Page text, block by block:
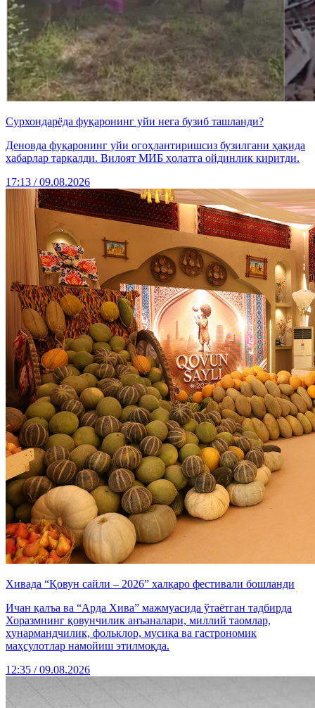
Сурхондарёда фуқаронинг уйи нега бузиб ташланди?
Деновда фуқаронинг уйи огоҳлантиришсиз бузилгани ҳақида
хабарлар тарқалди. Вилоят МИБ ҳолатга ойдинлик киритди.
17:13 / 09.08.2026
Хивада “Қовун сайли – 2026” халқаро фестивали бошланди
Ичан қалъа ва “Арда Хива” мажмуасида ўтаётган тадбирда
Хоразмнинг қовунчилик анъаналари, миллий таомлар,
ҳунармандчилик, фольклор, мусиқа ва гастрономик
маҳсулотлар намойиш этилмоқда.
12:35 / 09.08.2026